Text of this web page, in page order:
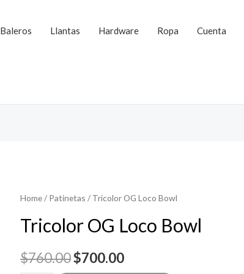
Baleros Llantas Hardware Ropa Cuenta
Home/ Patinetas / Tricolor OG Loco Bowl
Tricolor OG Loco Bowl
$760.00Original
$700.00Current